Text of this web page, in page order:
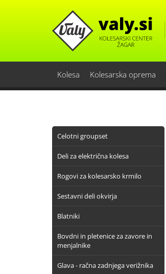
Kolesa Kolesarska oprema
Celotni groupset
Deli za električna kolesa
Rogovi za kolesarsko krmilo
Sestavni deli okvirja
Blatniki
Bovdni in pletenice za zavore in
menjalnike
Glava - račna zadnjega verižnika